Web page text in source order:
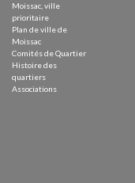
Moissac, ville
prioritaire
Plan de ville de
Moissac
Comités de Quartier
Histoire des
quartiers
Associations